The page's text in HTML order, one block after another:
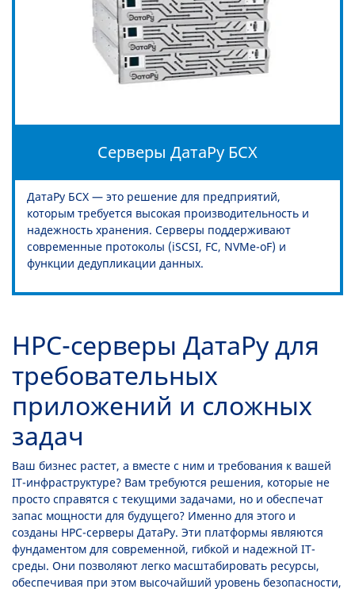
Серверы ДатаРу БСХ
ДатаРу БСХ — это решение для предприятий,
которым требуется высокая производительность и
надежность хранения. Серверы поддерживают
современные протоколы (iSCSI, FC, NVMe-oF) и
функции дедупликации данных.
HPC-серверы ДатаРу для
требовательных
приложений и сложных
задач
Ваш бизнес растет, а вместе с ним и требования к вашей
IT-инфраструктуре? Вам требуются решения, которые не
просто справятся с текущими задачами, но и обеспечат
запас мощности для будущего? Именно для этого и
созданы HPC-серверы ДатаРу. Эти платформы являются
фундаментом для современной, гибкой и надежной IT-
среды. Они позволяют легко масштабировать ресурсы,
обеспечивая при этом высочайший уровень безопасности,